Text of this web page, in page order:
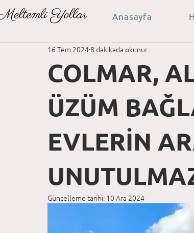
Anasayfa
COLMAR,
ÜZÜM
EVLERİN
16 Tem 2024 8 dakikada okunur
Güncelleme tarihi: 10 Ara 2024